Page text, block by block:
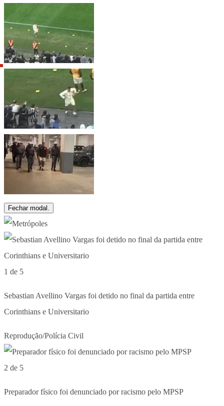
Fechar modal.
1 de 5
Sebastian Avellino Vargas foi detido no final da partida entre
Corinthians e Universitario
Reprodução/Polícia Civil
2 de 5
Preparador físico foi denunciado por racismo pelo MPSP